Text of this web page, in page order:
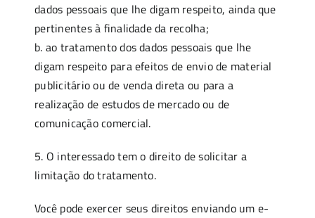
dados pessoais que lhe digam respeito, ainda que
pertinentes à finalidade da recolha;
b. ao tratamento dos dados pessoais que lhe
digam respeito para efeitos de envio de material
publicitário ou de venda direta ou para a
realização de estudos de mercado ou de
comunicação comercial.
5. O interessado tem o direito de solicitar a
limitação do tratamento.
Você pode exercer seus direitos enviando um e-